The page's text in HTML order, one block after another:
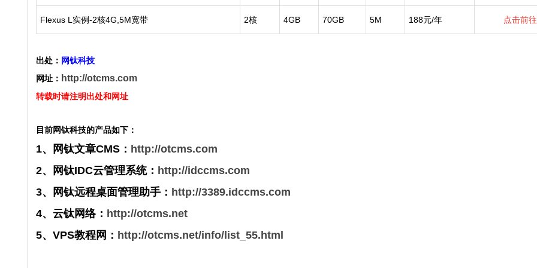
Flexus L实例-2核4G,5M宽带 2核 4GB 70GB 5M 188元/年 点击前
出处： 网钛科技
网址： http://otcms.com
转载时请注明出处和网址
目前网钛科技的产品如下：
1、网钛文章CMS： http://otcms.com
2、网钛IDC云管理系统： http://idccms.com
3、网钛远程桌面管理助手： http://3389.idccms.com
4、云钛网络： http://otcms.net
5、VPS教程网： http://otcms.net/info/list_55.html